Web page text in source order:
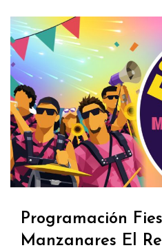
Programación
Manzanares El